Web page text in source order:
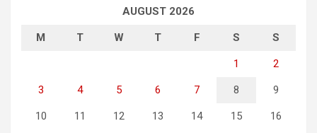
AUGUST 2026
M T W T F S S
1 2
3 4 5 6 7 8 9
10 11 12 13 14 15 16